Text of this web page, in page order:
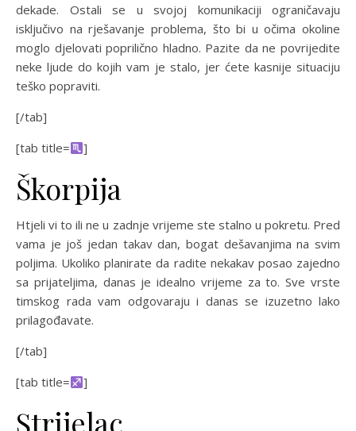
dekade. Ostali se u svojoj komunikaciji ograničavaju
isključivo na rješavanje problema, što bi u očima okoline
moglo djelovati poprilično hladno. Pazite da ne povrijedite
neke ljude do kojih vam je stalo, jer ćete kasnije situaciju
teško popraviti.
[/tab]
[tab title=
]
Škorpija
Htjeli vi to ili ne u zadnje vrijeme ste stalno u pokretu. Pred
vama je još jedan takav dan, bogat dešavanjima na svim
poljima. Ukoliko planirate da radite nekakav posao zajedno
sa prijateljima, danas je idealno vrijeme za to. Sve vrste
timskog rada vam odgovaraju i danas se izuzetno lako
prilagođavate.
[/tab]
[tab title=
]
Strijelac